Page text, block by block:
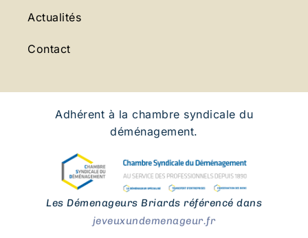
Actualités
Contact
Adhérent à la chambre syndicale du
déménagement.
Les Démenageurs Briards référencé dans
jeveuxundemenageur.fr